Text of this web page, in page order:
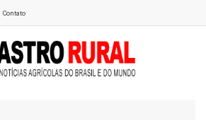
Contato